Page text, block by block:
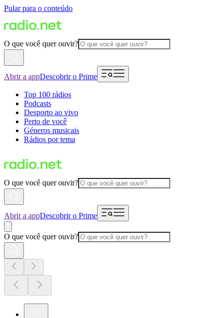
Pular para o conteúdo
O que você quer ouvir?
Abrir a appDescobrir o Prime
Top 100 rádios
Podcasts
Desporto ao vivo
Perto de você
Géneros musicais
Rádios por tema
O que você quer ouvir?
Abrir a appDescobrir o Prime
O que você quer ouvir?